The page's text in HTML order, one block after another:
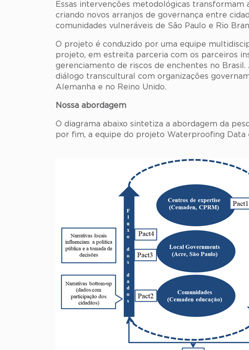
Essas intervenções metodológicas transformam
criando novos arranjos de governança entre
comunidades vulneráveis ​​de São Paulo e Rio
O projeto é conduzido por uma equipe
projeto, em estreita parceria com os parceiros
gerenciamento de riscos de enchentes no
diálogo transcultural com organizações
Alemanha e no Reino Unido.
Nossa abordagem
O diagrama abaixo sintetiza a abordagem da
por fim, a equipe do projeto Waterproofing Data